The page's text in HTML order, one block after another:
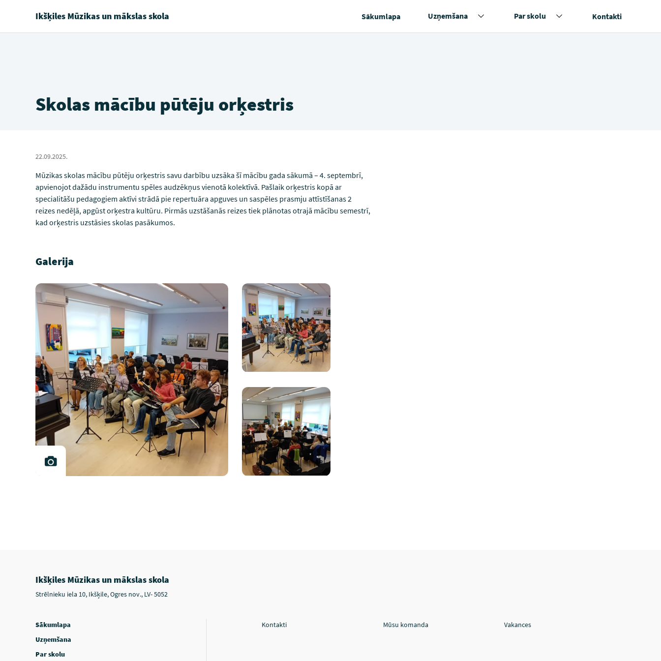
Ikšķiles Mūzikas un mākslas skola Sākumlapa Uzņemšana Par skolu Kontakti
Skolas mācību pūtēju orķestris
22.09.2025.
Mūzikas skolas mācību pūtēju orķestris savu darbību uzsāka šī mācību gada sākumā – 4. septembrī,
apvienojot dažādu instrumentu spēles audzēkņus vienotā kolektīvā. Pašlaik orķestris kopā ar
specialitāšu pedagogiem aktīvi strādā pie repertuāra apguves un saspēles prasmju attīstīšanas 2
reizes nedēļā, apgūst orķestra kultūru. Pirmās uzstāšanās reizes tiek plānotas otrajā mācību semestrī,
kad orķestris uzstāsies skolas pasākumos.
Galerija
Ikšķiles Mūzikas un mākslas skola
Strēlnieku iela 10, Ikšķile, Ogres nov., LV- 5052
Sākumlapa
Uzņemšana
Par skolu
Kontakti Mūsu komanda Vakances